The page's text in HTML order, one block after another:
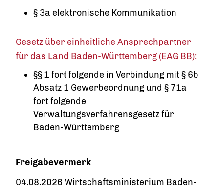
§ 3a elektronische Kommunikation
Gesetz über einheitliche Ansprechpartner
für das Land Baden-Württemberg (EAG BB):
§§ 1 fort folgende in Verbindung mit § 6b
Absatz 1 Gewerbeordnung und § 71a
fort folgende
Verwaltungsverfahrensgesetz für
Baden-Württemberg
Freigabevermerk
04.08.2026 Wirtschaftsministerium Baden-